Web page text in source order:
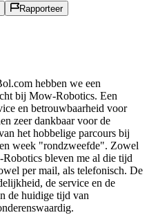
Rapporteer
hebben we een
bij Mow-Robotics. Een
en betrouwbaarheid voor
zeer dankbaar voor de
het hobbelige parcours bij
week "rondzweefde". Zowel
bleven me al die tijd
per mail, als telefonisch. De
de service en de
de huidige tijd van